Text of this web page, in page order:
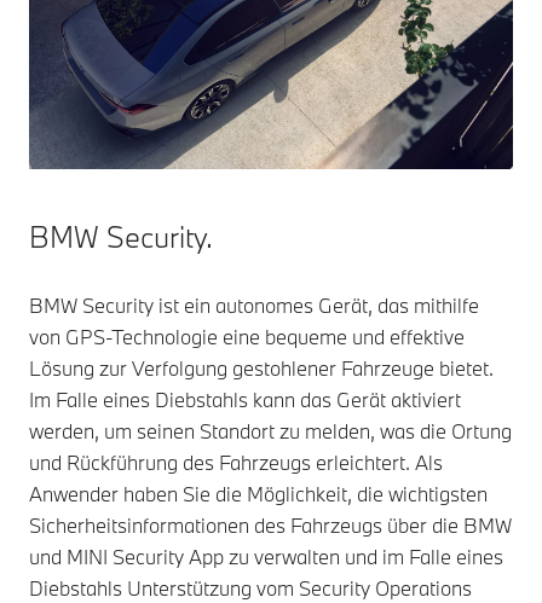
BMW Security.
BMW Security ist ein autonomes Gerät, das mithilfe
von GPS-Technologie eine bequeme und effektive
Lösung zur Verfolgung gestohlener Fahrzeuge bietet.
Im Falle eines Diebstahls kann das Gerät aktiviert
werden, um seinen Standort zu melden, was die Ortung
und Rückführung des Fahrzeugs erleichtert. Als
Anwender haben Sie die Möglichkeit, die wichtigsten
Sicherheitsinformationen des Fahrzeugs über die BMW
und MINI Security App zu verwalten und im Falle eines
Diebstahls Unterstützung vom Security Operations